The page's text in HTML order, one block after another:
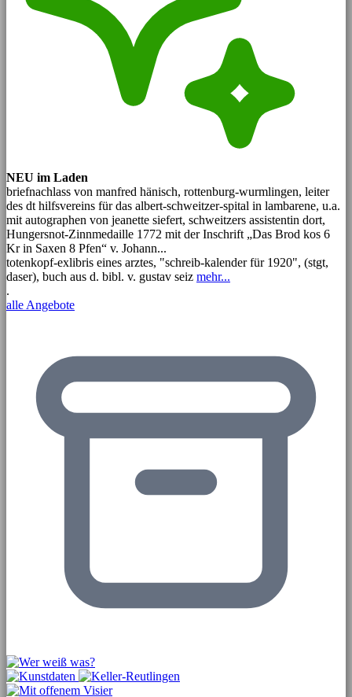
NEU im Laden
briefnachlass von manfred hänisch, rottenburg-wurmlingen, leiter
des dt hilfsvereins für das albert-schweitzer-spital in lambarene, u.a.
mit autographen von jeanette siefert, schweitzers assistentin dort,
Hungersnot-Zinnmedaille 1772 mit der Inschrift „Das Brod kos 6
Kr in Saxen 8 Pfen“ v. Johann...
totenkopf-exlibris eines arztes, "schreib-kalender für 1920", (stgt,
daser), buch aus d. bibl. v. gustav seiz mehr...
.
alle Angebote